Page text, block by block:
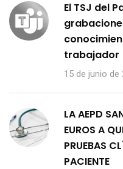
El TSJ del
trabajador
15 de junio de
LA AEPD
EUROS A
PRUEBAS
PACIENTE